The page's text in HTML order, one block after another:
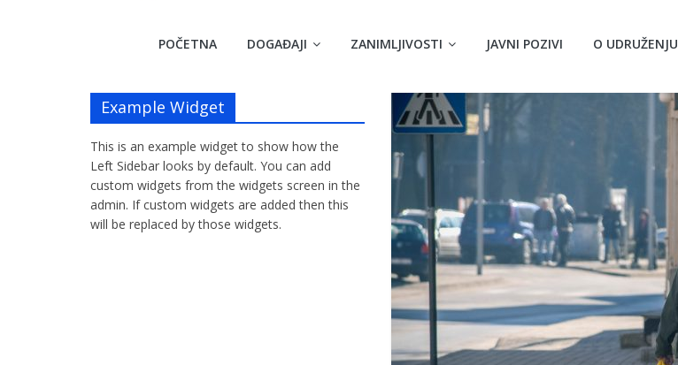
Prozorski
Krug
767
Službena
web
stranica
POČETNA DOGAĐAJI ZANIMLJIVOSTI JAVNI POZIVI O UDRUŽENJU
Example Widget
This is an example widget to show how the
Left Sidebar looks by default. You can add
custom widgets from the widgets screen in the
admin. If custom widgets are added then this
will be replaced by those widgets.